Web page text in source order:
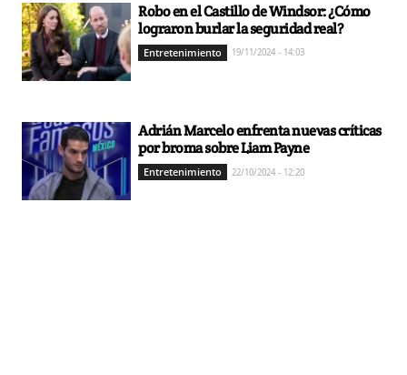
Robo en el Castillo de Windsor: ¿Cómo
lograron burlar la seguridad real?
Entretenimiento 19/11/2024 - 14:03
Adrián Marcelo enfrenta nuevas críticas
por broma sobre Liam Payne
Entretenimiento 22/10/2024 - 12:20